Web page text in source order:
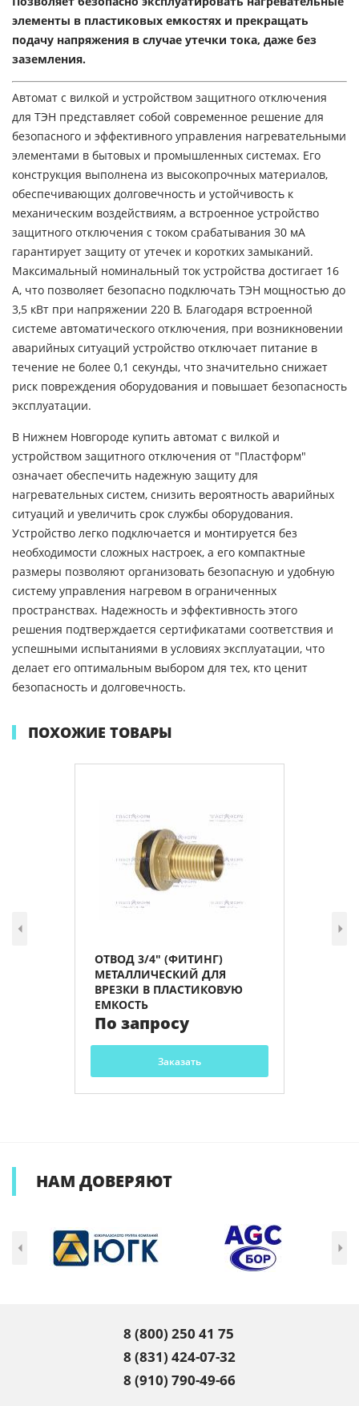
элементы в пластиковых емкостях и прекращать
подачу напряжения в случае утечки тока, даже без
заземления.
Автомат с вилкой и устройством защитного отключения
для ТЭН представляет собой современное решение для
безопасного и эффективного управления нагревательными
элементами в бытовых и промышленных системах. Его
конструкция выполнена из высокопрочных материалов,
обеспечивающих долговечность и устойчивость к
механическим воздействиям, а встроенное устройство
защитного отключения с током срабатывания 30 мА
гарантирует защиту от утечек и коротких замыканий.
Максимальный номинальный ток устройства достигает 16
А, что позволяет безопасно подключать ТЭН мощностью до
3,5 кВт при напряжении 220 В. Благодаря встроенной
системе автоматического отключения, при возникновении
аварийных ситуаций устройство отключает питание в
течение не более 0,1 секунды, что значительно снижает
риск повреждения оборудования и повышает безопасность
эксплуатации.
В Нижнем Новгороде купить автомат с вилкой и
устройством защитного отключения от "Пластформ"
означает обеспечить надежную защиту для
нагревательных систем, снизить вероятность аварийных
ситуаций и увеличить срок службы оборудования.
Устройство легко подключается и монтируется без
необходимости сложных настроек, а его компактные
размеры позволяют организовать безопасную и удобную
систему управления нагревом в ограниченных
пространствах. Надежность и эффективность этого
решения подтверждается сертификатами соответствия и
успешными испытаниями в условиях эксплуатации, что
делает его оптимальным выбором для тех, кто ценит
безопасность и долговечность.
ПОХОЖИЕ ТОВАРЫ
ОТВОД 3/4" (ФИТИНГ)
МЕТАЛЛИЧЕСКИЙ ДЛЯ
ВРЕЗКИ В ПЛАСТИКОВУЮ
ЕМКОСТЬ
По запросу
Заказать
НАМ ДОВЕРЯЮТ
8 (800) 250 41 75
8 (831) 424-07-32
8 (910) 790-49-66